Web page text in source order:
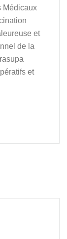
Médicaux
et
de la
et